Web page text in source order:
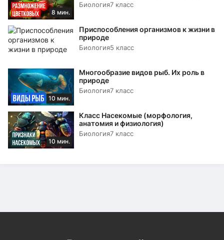
8 мин.
Биология7 класс
Приспособления организмов к жизни в
природе
Биология5 класс
10 мин.
Многообразие видов рыб. Их роль в
природе
Биология7 класс
10 мин.
Класс Насекомые (морфология,
анатомия и физиология)
Биология7 класс